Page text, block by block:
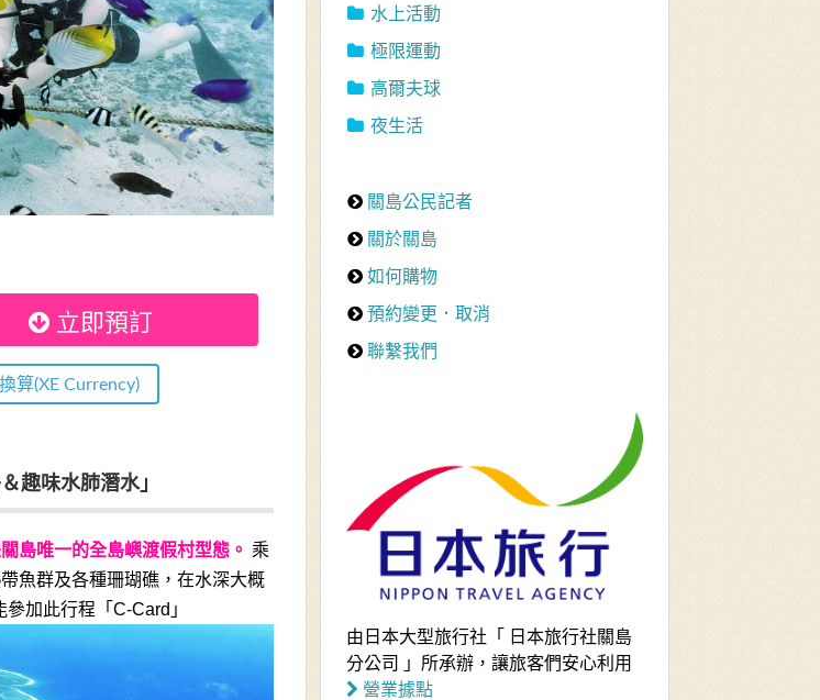
立即預訂
算(XE Currency)
趣味水肺潛水」
島唯一的全島嶼渡假村型態。 乘
魚群及各種珊瑚礁，在水深大概
加此行程「C-Card」
水上活動
極限運動
高爾夫球
夜生活
關島公民記者
關於關島
如何購物
預約變更．取消
聯繫我們
由日本大型旅行社「 日本旅行社關島
分公司 」所承辦，讓旅客們安心利用
營業據點